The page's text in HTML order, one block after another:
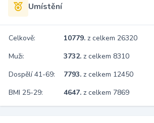
Umístění
Celkově: 10779. z celkem 26320
Muži:
3732. z celkem 8310
Dospělí 41-69:
7793. z celkem 12450
BMI 25-29:
4647. z celkem 7869